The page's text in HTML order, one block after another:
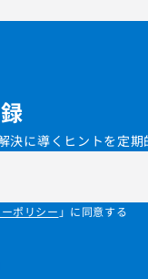
に導くヒントを定期
ポリシー 」に同意する